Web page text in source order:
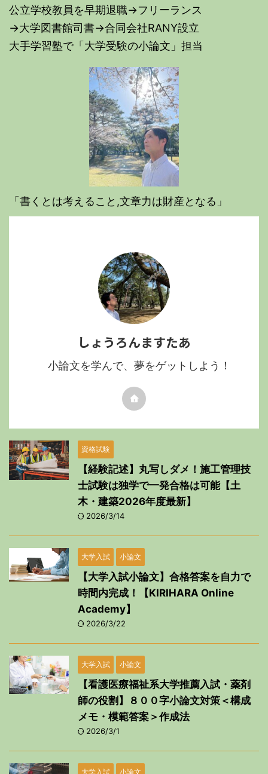
公立学校教員を早期退職→フリーランス
→大学図書館司書→合同会社RANY設立
大手学習塾で「大学受験の小論文」担当
「書くとは考えること,文章力は財産となる」
しょうろんますたあ
小論文を学んで、夢をゲットしよう！
資格試験
【経験記述】丸写しダメ！施工管理技
士試験は独学で一発合格は可能【土
木・建築2026年度最新】
2026/3/14
大学入試 小論文
【大学入試小論文】合格答案を自力で
時間内完成！【KIRIHARA Online
Academy】
2026/3/22
大学入試 小論文
【看護医療福祉系大学推薦入試・薬剤
師の役割】８００字小論文対策＜構成
メモ・模範答案＞作成法
2026/3/1
大学入試 小論文